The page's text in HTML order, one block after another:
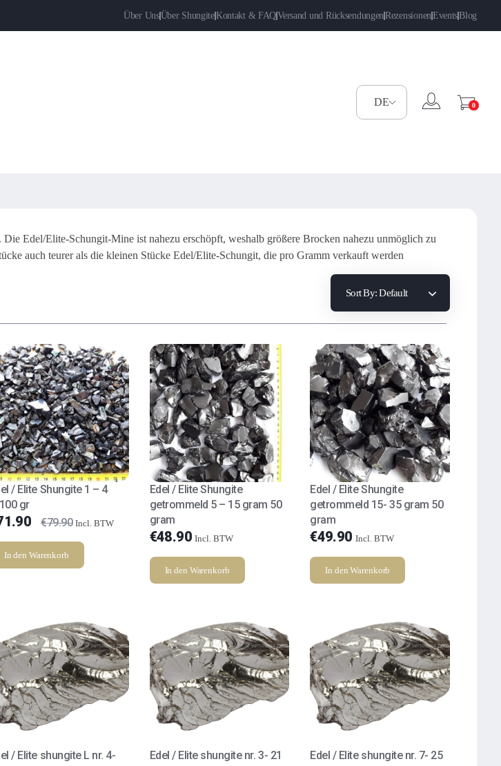
Über UnsÜber ShungiteKontakt & FAQVersand und RücksendungenRezensionenEventsBlog
0
Edel/Elite-Schungit-Mine ist nahezu erschöpft, weshalb größere Brocken nahezu unmöglich zu
auch teurer als die kleinen Stücke Edel/Elite-Schungit, die pro Gramm verkauft werden
Sort By:Default
/ Elite Shungite 1 – 4
gr
€79.90 Incl. BTW
In den Warenkorb
Edel / Elite Shungite
getrommeld 5 – 15 gram 50
gram
€48.90 Incl. BTW
In den Warenkorb
Edel / Elite Shungite
getrommeld 15- 35 gram 50
gram
€49.90 Incl. BTW
In den Warenkorb
/ Elite shungite L nr. 4-
Edel / Elite shungite nr. 3- 21
Edel / Elite shungite nr. 7- 25